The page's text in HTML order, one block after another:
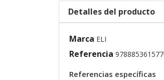
Detalles del producto
Marca ELI
Referencia
Referencias específicas